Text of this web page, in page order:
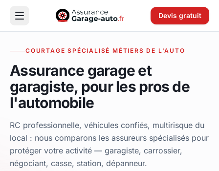
Devis gratuit
COURTAGE SPÉCIALISÉ MÉTIERS DE L'AUTO
Assurance garage et
garagiste, pour les pros de
l'automobile
RC professionnelle, véhicules confiés, multirisque du
local : nous comparons les assureurs spécialisés pour
protéger votre activité — garagiste, carrossier,
négociant, casse, station, dépanneur.